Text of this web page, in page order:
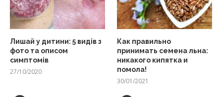
Лишай у дитини: 5 видів з
фото та описом
симптомів
27/10/2020
Как правильно
принимать семена льна:
никакого кипятка и
помола!
30/01/2021